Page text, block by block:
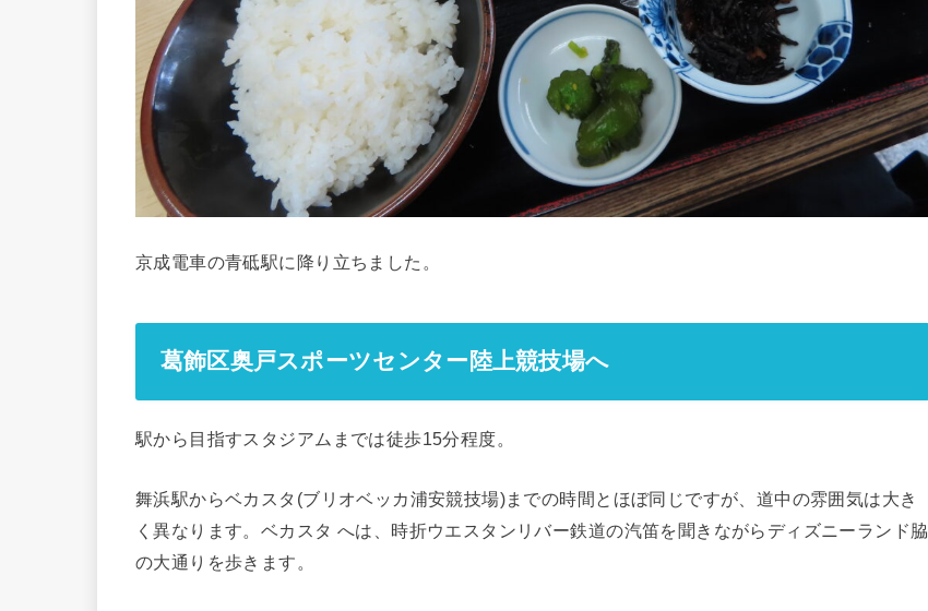
京成電車の青砥駅に降り立ちました。
葛飾区奥戸スポーツセンター陸上競技場へ
駅から目指すスタジアムまでは徒歩15分程度。
舞浜駅からベカスタ(ブリオベッカ浦安競技場)までの時間とほぼ同じですが、道中の雰囲気は大き
く異なります。ベカスタ へは、時折ウエスタンリバー鉄道の汽笛を聞きながらディズニーランド脇
の大通りを歩きます。